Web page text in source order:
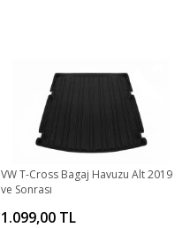
VW T-Cross Bagaj Havuzu Alt 2019
ve Sonrası
1.099,00 TL